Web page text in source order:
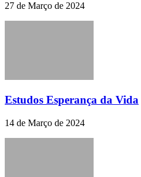
27 de Março de 2024
Estudos Esperança da Vida
14 de Março de 2024